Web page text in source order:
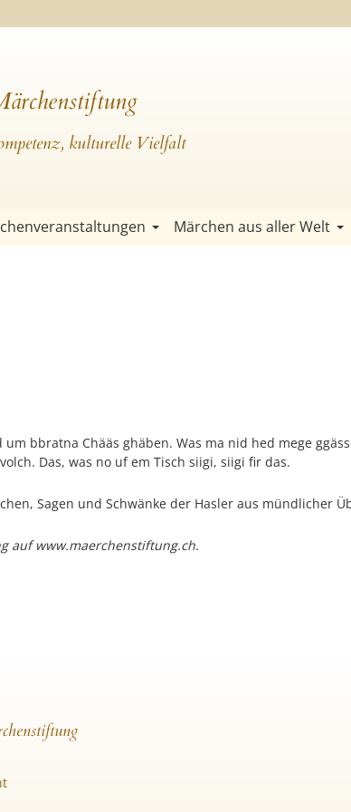
kulturelle Vielfalt
Märchen aus aller Welt
bbratna Chääs ghäben. Was ma nid hed mege
Das, was no uf em Tisch siigi, siigi fir das.
Sagen und Schwänke der Hasler aus mündlicher
auf www.maerchenstiftung.ch.